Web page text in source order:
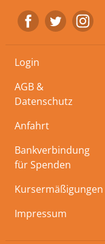
Login
AGB &
Datenschutz
Anfahrt
Bankverbindung
für Spenden
Kursermäßigungen
Impressum